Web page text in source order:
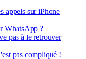
appels sur iPhone
WhatsApp ?
pas à le retrouver
pas compliqué !